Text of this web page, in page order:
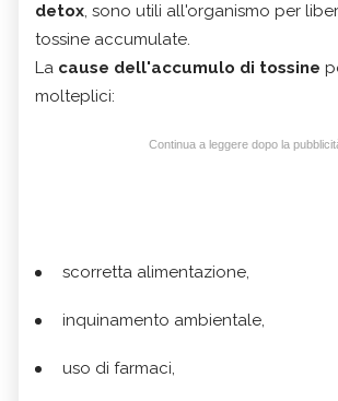
detox, sono utili all'organismo per
tossine accumulate.
La cause dell'accumulo di tossine
molteplici:
Continua a leggere dopo la
scorretta alimentazione,
inquinamento ambientale,
uso di farmaci,